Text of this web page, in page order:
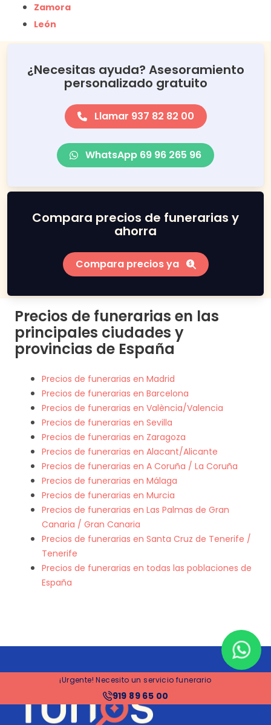
¡Urgente! Necesito un servicio funerario
919 89 65 00
Zamora
León
¿Necesitas ayuda? Asesoramiento
personalizado gratuito
Llamar 937 82 82 00
WhatsApp 69 96 265 96
Compara precios de funerarias y
ahorra
Compara precios ya
Precios de funerarias en las
principales ciudades y
provincias de España
Precios de funerarias en Madrid
Precios de funerarias en Barcelona
Precios de funerarias en València/Valencia
Precios de funerarias en Sevilla
Precios de funerarias en Zaragoza
Precios de funerarias en Alacant/Alicante
Precios de funerarias en A Coruña / La Coruña
Precios de funerarias en Málaga
Precios de funerarias en Murcia
Precios de funerarias en Las Palmas de Gran
Canaria / Gran Canaria
Precios de funerarias en Santa Cruz de Tenerife /
Tenerife
Precios de funerarias en todas las poblaciones de
España